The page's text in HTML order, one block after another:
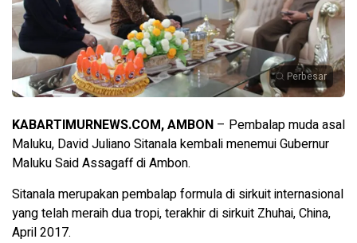
Perbesar
KABARTIMURNEWS.COM, AMBON – Pembalap muda asal
Maluku, David Juliano Sitanala kembali menemui Gubernur
Maluku Said Assagaff di Ambon.
Sitanala merupakan pembalap formula di sirkuit internasional
yang telah meraih dua tropi, terakhir di sirkuit Zhuhai, China,
April 2017.